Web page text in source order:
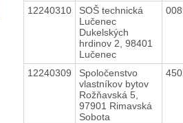
12240310
SOŠ technická
Lučenec
Dukelských
hrdinov 2, 98401
Lučenec
12240309
Spoločenstvo
vlastníkov bytov
Rožňavská 5,
97901 Rimavská
Sobota